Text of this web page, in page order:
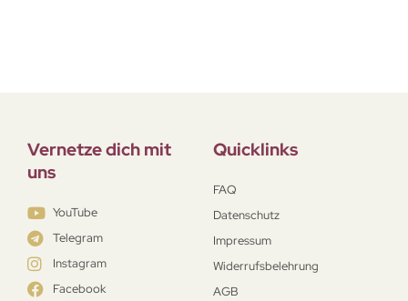
Vernetze dich mit
uns
YouTube
Telegram
Instagram
Facebook
Quicklinks
FAQ
Datenschutz
Impressum
Widerrufsbelehrung
AGB